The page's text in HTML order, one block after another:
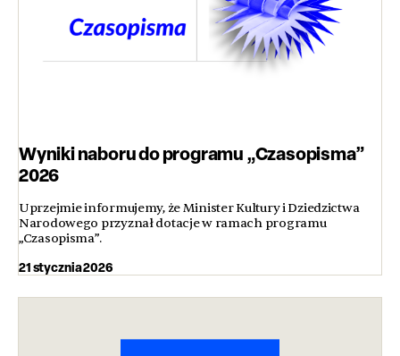
Wyniki naboru do programu „Czasopisma”
2026
Uprzejmie informujemy, że Minister Kultury i Dziedzictwa
Narodowego przyznał dotacje w ramach programu
„Czasopisma”.
21 stycznia 2026